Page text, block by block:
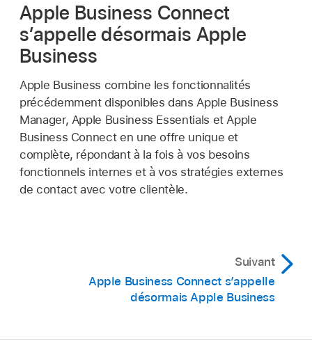
Apple Business Connect
s’appelle désormais Apple
Business
Apple Business combine les fonctionnalités
précédemment disponibles dans Apple Business
Manager, Apple Business Essentials et Apple
Business Connect en une offre unique et
complète, répondant à la fois à vos besoins
fonctionnels internes et à vos stratégies externes
de contact avec votre clientèle.
Suivant
Apple Business Connect s’appelle
désormais Apple Business